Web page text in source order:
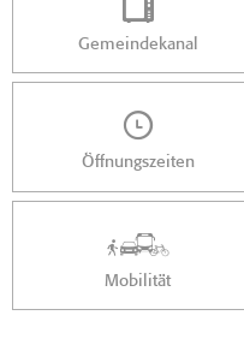
Gemeindekanal
Öffnungszeiten
Mobilität